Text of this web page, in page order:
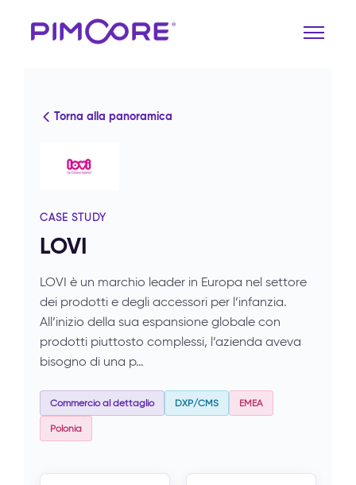
Torna alla panoramica
CASE STUDY
LOVI
LOVI è un marchio leader in Europa nel settore
dei prodotti e degli accessori per l’infanzia.
All’inizio della sua espansione globale con
prodotti piuttosto complessi, l’azienda aveva
bisogno di una p…
Commercio al dettaglio DXP/CMS EMEA
Polonia